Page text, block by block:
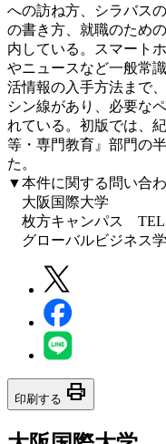
への訪ね方、シラバス
の書き方、就職のため
内している。スマート
やニュースなど一般常
活情報の入手方法まで
シン線があり、必要な
れている。初版では、
等・専門教育』部門の
た。
▼本件に関する問い合
大阪国際大学
枚方キャンパス TEL:
グローバルビジネス
印刷する print